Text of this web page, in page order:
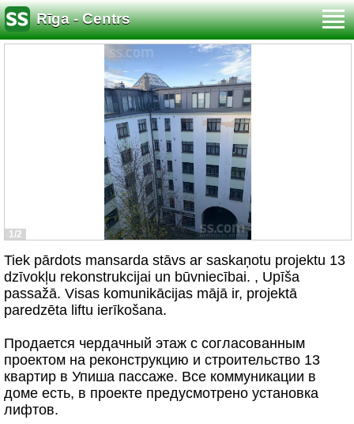
Rīga - Centrs
1/2
Tiek pārdots mansarda stāvs ar saskaņotu projektu 13
dzīvokļu rekonstrukcijai un būvniecībai. , Upīša
passažā. Visas komunikācijas mājā ir, projektā
paredzēta liftu ierīkošana.
Продается чердачный этаж с согласованным
проектом на реконструкцию и строительство 13
квартир в Упиша пассаже. Все коммуникации в
доме есть, в проекте предусмотрено установка
лифтов.